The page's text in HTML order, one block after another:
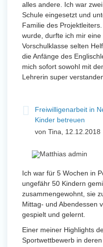
alles andere. Ich war
Schule eingesetzt und
Familie des
wurde, durfte ich mir
Vorschulklasse selten
die Anfänge des
mich sofort sowohl mit
Lehrerin super
Freiwilligenarbeit in
Kinder betreuen
von Tina, 12.12.2018
Ich war für 5 Wochen in
ungefähr 50 Kindern
zusammengewohnt, sie
Mittag- und Abendessen
gespielt und gelernt.
Einer meiner Highlights
Sportwettbewerb in